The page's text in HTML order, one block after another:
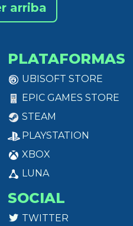
arriba
PLATAFORMAS
UBISOFT STORE
EPIC GAMES STORE
STEAM
PLAYSTATION
XBOX
LUNA
SOCIAL
TWITTER